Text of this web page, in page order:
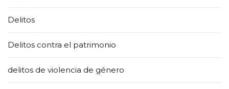
Delitos
Delitos contra el patrimonio
delitos de violencia de género